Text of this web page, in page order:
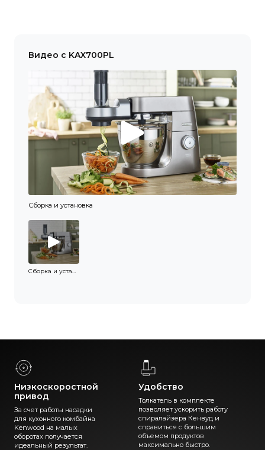
Видео с KAX700PL
Сборка и установка
Сборка и установка
Низкоскоростной
привод
За счет работы насадки
для кухонного комбайна
Kenwood на малых
оборотах получается
идеальный результат.
Удобство
Толкатель в комплекте
позволяет ускорить работу
спиралайзера Кенвуд и
справиться с большим
объемом продуктов
максимально быстро.